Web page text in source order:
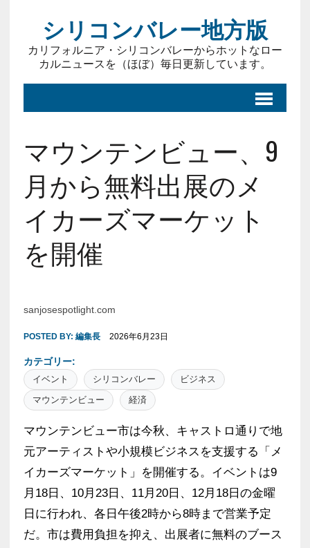
シリコンバレー地方版
カリフォルニア・シリコンバレーからホットなロー
カルニュースを（ほぼ）毎日更新しています。
マウンテンビュー、9
月から無料出展のメ
イカーズマーケット
を開催
sanjosespotlight.com
POSTED BY: 編集長 2026年6月23日
カテゴリー:
イベント シリコンバレー
ビジネス
マウンテンビュー
経済
マウンテンビュー市は今秋、キャストロ通りで地
元アーティストや小規模ビジネスを支援する「メ
イカーズマーケット」を開催する。イベントは9
月18日、10月23日、11月20日、12月18日の金曜
日に行われ、各日午後2時から8時まで営業予定
だ。市は費用負担を抑え、出展者に無料のブース